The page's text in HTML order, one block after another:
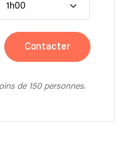
1h00
Contacter
de 150 personnes.